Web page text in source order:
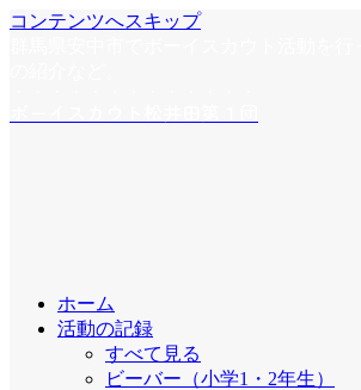
コンテンツへスキップ
ホーム
活動の記録
すべて見る
ビーバー（小学1・2年生）